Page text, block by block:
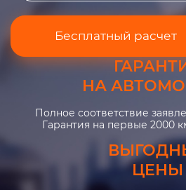
Бесплатный расчет
НА
Полное соответствие
Гарантия на первые 2000
ЦЕНЫ